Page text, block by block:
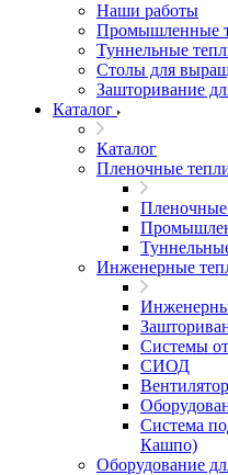
Наши работы
Промышленные
Туннельные
Столы для
Зашторивание
Каталог
Каталог
Пленочные
Инженерные
Системы
СИОД
Система
Кашпо)
Оборудование